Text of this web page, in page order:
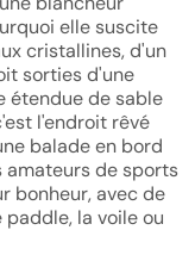
elle suscite
cristallines, d'un
sorties d'une
étendue de sable
l'endroit rêvé
balade en bord
amateurs de sports
bonheur, avec de
la voile ou